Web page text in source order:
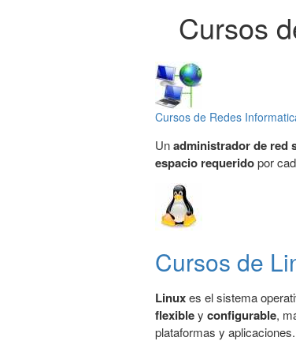
Cursos
Cursos de Redes
Unadministrador de red
espacio requeridopor
Cursos de
Linuxes el sistema
flexibley configurable,
plataformas y aplicaciones.